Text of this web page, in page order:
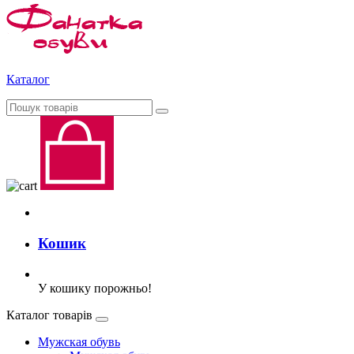
Каталог
Кошик
У кошику порожньо!
Каталог товарів
Мужская обувь